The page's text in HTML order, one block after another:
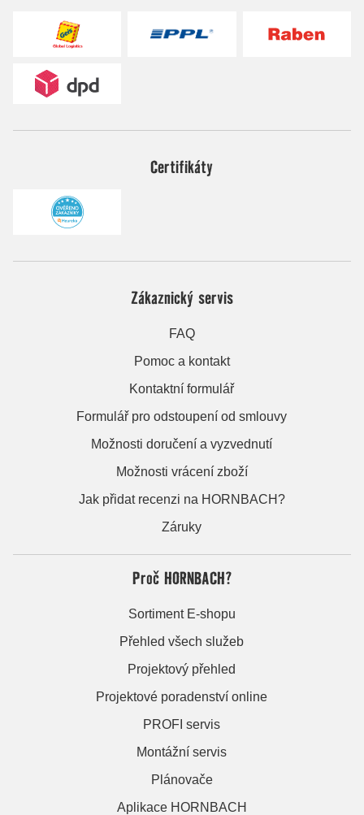
Certifikáty
Zákaznický servis
FAQ
Pomoc a kontakt
Kontaktní formulář
Formulář pro odstoupení od smlouvy
Možnosti doručení a vyzvednutí
Možnosti vrácení zboží
Jak přidat recenzi na HORNBACH?
Záruky
Proč HORNBACH?
Sortiment E-shopu
Přehled všech služeb
Projektový přehled
Projektové poradenství online
PROFI servis
Montážní servis
Plánovače
Aplikace HORNBACH